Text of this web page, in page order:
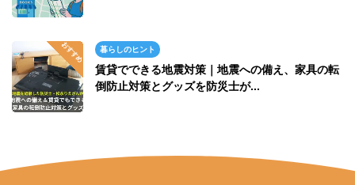
暮らしのヒント
賃貸でできる地震対策｜地震への備え、家具の転
倒防止対策とグッズを防災士が...